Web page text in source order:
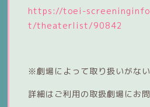
https://toei-
t/theaterlist/90842
※劇場によって取り扱いがない
詳細はご利用の取扱劇場にお